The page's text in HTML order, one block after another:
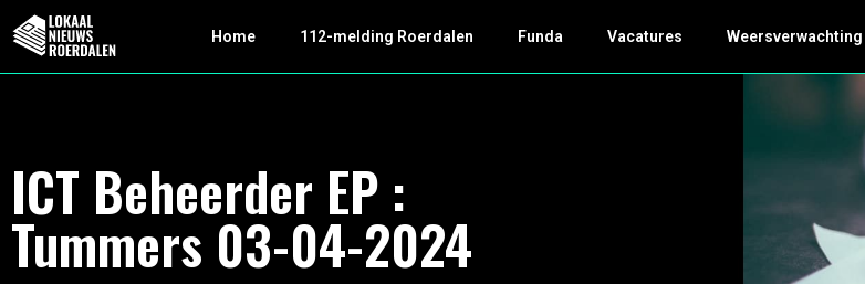
Home 112-melding Roerdalen Funda Vacatures Weersverwachting
ICT Beheerder EP :
Tummers 03-04-2024